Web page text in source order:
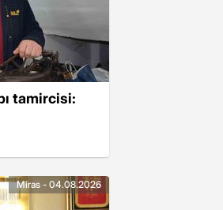
tamircisi:
Miras - 04.08.2026